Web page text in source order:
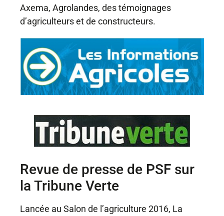
Axema, Agrolandes, des témoignages
d’agriculteurs et de constructeurs.
Revue de presse de PSF sur
la Tribune Verte
Lancée au Salon de l’agriculture 2016, La